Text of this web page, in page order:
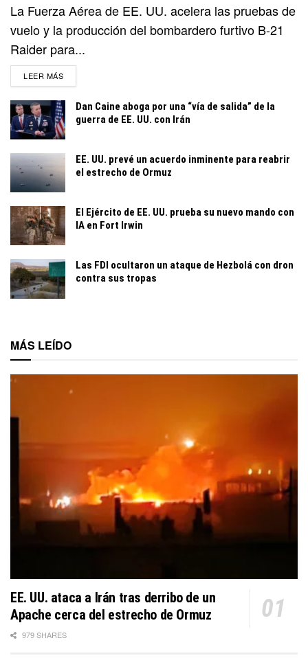
La Fuerza Aérea de EE. UU. acelera las pruebas de
vuelo y la producción del bombardero furtivo B-21
Raider para...
LEER MÁSDETAILS
Dan Caine aboga por una “vía de salida” de la
guerra de EE. UU. con Irán
EE. UU. prevé un acuerdo inminente para reabrir
el estrecho de Ormuz
El Ejército de EE. UU. prueba su nuevo mando con
IA en Fort Irwin
Las FDI ocultaron un ataque de Hezbolá con dron
contra sus tropas
MÁS LEÍDO
EE. UU. ataca a Irán tras derribo de un
Apache cerca del estrecho de Ormuz
979 SHARES